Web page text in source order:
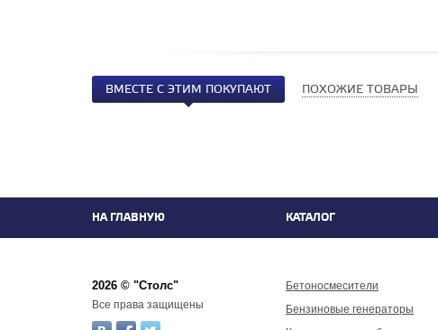
ВМЕСТЕ С ЭТИМ ПОКУПАЮТ ПОХОЖИЕ ТОВАРЫ
НА ГЛАВНУЮ КАТАЛОГ
2026 © "Столс"
Все права защищены
Бетоносмесители
Бензиновые генераторы